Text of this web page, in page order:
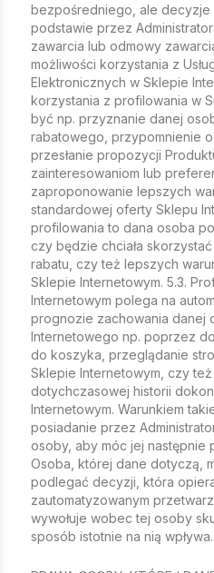
bezpośredniego, ale decyzje
podstawie przez
zawarcia lub odmowy
możliwości korzystania z
Elektronicznych w Sklepie
korzystania z profilowania w
być np. przyznanie danej
rabatowego, przypomnienie
przesłanie propozycji
zainteresowaniom lub
zaproponowanie lepszych
standardowej oferty Sklepu
profilowania to dana osoba
czy będzie chciała
rabatu, czy też lepszych
Sklepie Internetowym. 5.3.
Internetowym polega na
prognozie zachowania danej
Internetowego np. poprzez
do koszyka, przeglądanie
Sklepie Internetowym, czy
dotychczasowej historii
Internetowym. Warunkiem
posiadanie przez
osoby, aby móc jej następnie
Osoba, której dane dotyczą,
podlegać decyzji, która
zautomatyzowanym
wywołuje wobec tej osoby
sposób istotnie na nią wpływa.